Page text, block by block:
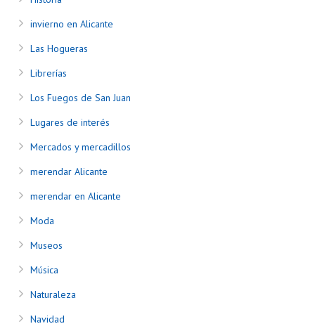
invierno en Alicante
Las Hogueras
Librerías
Los Fuegos de San Juan
Lugares de interés
Mercados y mercadillos
merendar Alicante
merendar en Alicante
Moda
Museos
Música
Naturaleza
Navidad